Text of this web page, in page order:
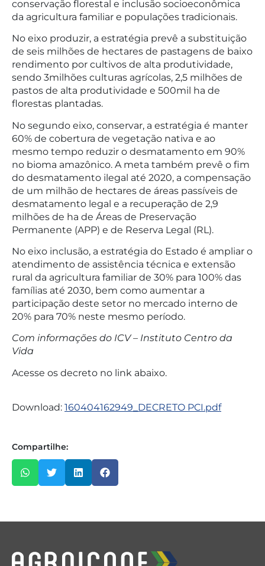
conservação florestal e inclusão socioeconômica
da agricultura familiar e populações tradicionais.
No eixo produzir, a estratégia prevê a substituição
de seis milhões de hectares de pastagens de baixo
rendimento por cultivos de alta produtividade,
sendo 3milhões culturas agrícolas, 2,5 milhões de
pastos de alta produtividade e 500mil ha de
florestas plantadas.
No segundo eixo, conservar, a estratégia é manter
60% de cobertura de vegetação nativa e ao
mesmo tempo reduzir o desmatamento em 90%
no bioma amazônico. A meta também prevê o fim
do desmatamento ilegal até 2020, a compensação
de um milhão de hectares de áreas passíveis de
desmatamento legal e a recuperação de 2,9
milhões de ha de Áreas de Preservação
Permanente (APP) e de Reserva Legal (RL).
No eixo inclusão, a estratégia do Estado é ampliar o
atendimento de assistência técnica e extensão
rural da agricultura familiar de 30% para 100% das
famílias até 2030, bem como aumentar a
participação deste setor no mercado interno de
20% para 70% neste mesmo período.
Com informações do ICV – Instituto Centro da
Vida
Acesse os decreto no link abaixo.
Download: 160404162949_DECRETO PCI.pdf
Compartilhe: